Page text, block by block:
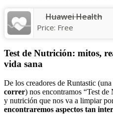
Huawei Health
Price: Free
Test de Nutrición: mitos,
vida sana
De los creadores de Runtastic
correr) nos encontramos “Test
y nutrición que nos va a limpiar
encontraremos aspectos tan